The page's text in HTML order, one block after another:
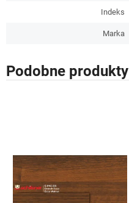
Indeks
Marka
Podobne produkty